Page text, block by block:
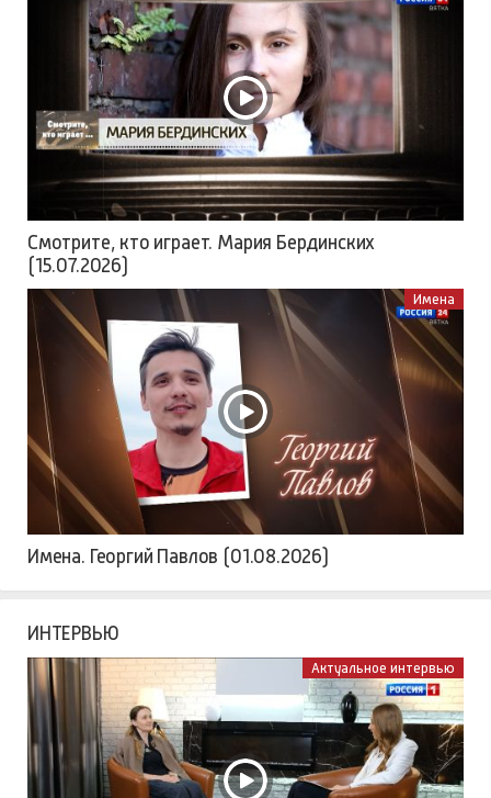
Смотрите, кто играет. Мария Бердинских
(15.07.2026)
Имена
Имена. Георгий Павлов (01.08.2026)
ИНТЕРВЬЮ
Актуальное интервью